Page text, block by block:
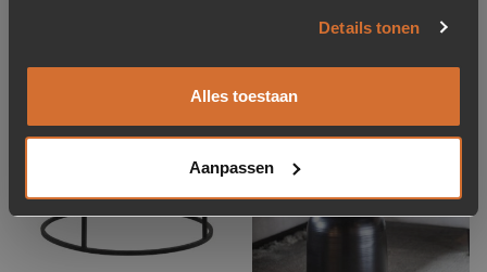
Details tonen
Alles toestaan
Aanpassen
Levertijd: 2-5 werkdagen
Aanbieding